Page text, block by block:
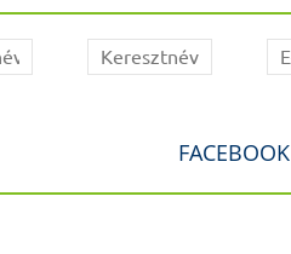
FACEBOOK